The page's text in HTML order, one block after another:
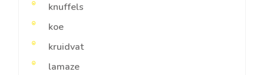
knuffels
koe
kruidvat
lamaze